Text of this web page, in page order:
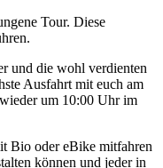
Tour. Diese
und die wohl verdienten
Ausfahrt mit euch am
um 10:00 Uhr im
Bio oder eBike mitfahren
können und jeder in